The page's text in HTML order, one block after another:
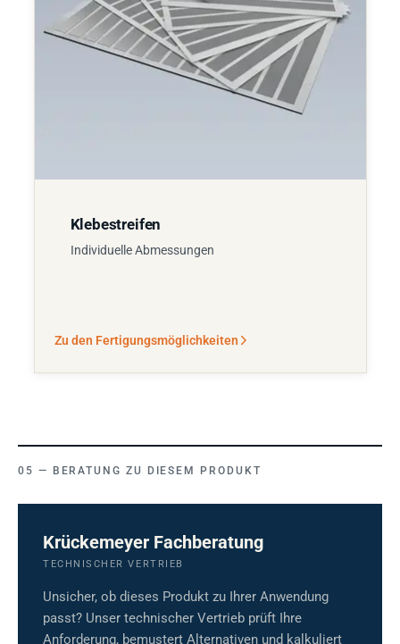
Klebestreifen
Individuelle Abmessungen
Zu den Fertigungsmöglichkeiten
BERATUNG ZU DIESEM PRODUKT
Krückemeyer Fachberatung
TECHNISCHER VERTRIEB
Unsicher, ob dieses Produkt zu Ihrer Anwendung
passt? Unser technischer Vertrieb prüft Ihre
Anforderung, bemustert Alternativen und kalkuliert